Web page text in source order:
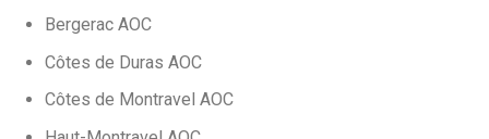
Bergerac AOC
Côtes de Duras AOC
Côtes de Montravel AOC